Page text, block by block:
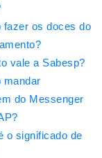
fazer os doces do
vale a Sabesp?
mandar
do Messenger
o significado de